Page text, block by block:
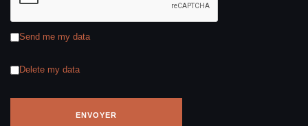
Send me my data
Delete my data